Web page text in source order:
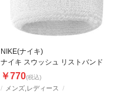
メンズ,レディース
NIKE(ナイキ)
ナイキ スウッシュ リストバンド
￥770(税込)